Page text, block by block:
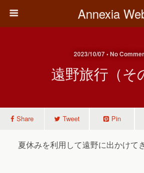
Annexia
2023/10/07 • No
遠野旅行（そ
Share Tweet Pin
夏休みを利用して遠野に出かけて